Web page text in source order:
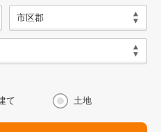
て 土地